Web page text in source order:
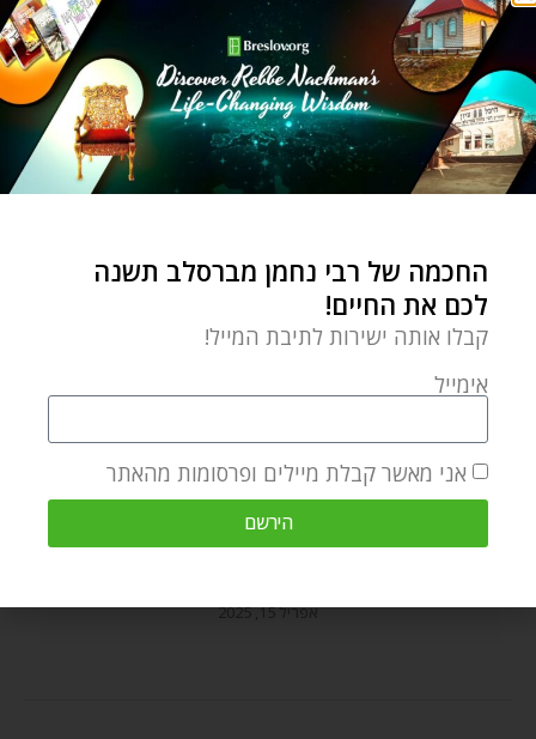
מאמר הבא
מאמר קודם
מאמרים קשורים
אפריל 15, 2025
החכמה של רבי נחמן מברסלב תשנה
לכם את החיים!
קבלו אותה ישירות לתיבת המייל!
אימייל
אני מאשר קבלת מיילים ופרסומות מהאתר
הירשם